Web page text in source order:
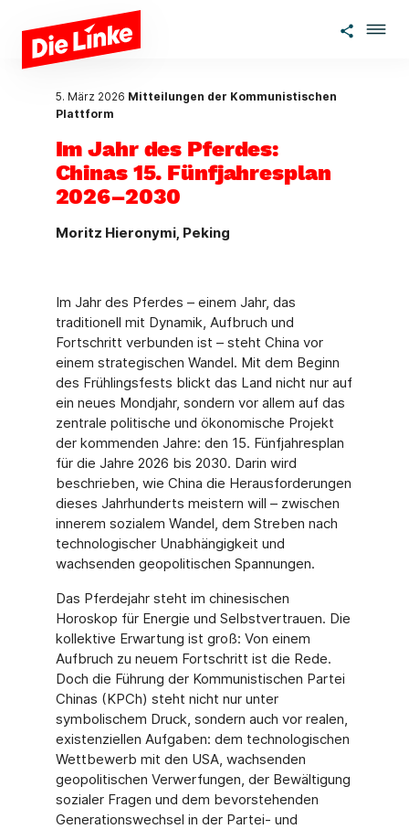
Zum Hauptinhalt springen
5. März 2026 Mitteilungen der Kommunistischen
Plattform
Im Jahr des Pferdes:
Chinas 15. Fünfjahresplan
2026–2030
Moritz Hieronymi, Peking
Im Jahr des Pferdes – einem Jahr, das
traditionell mit Dynamik, Aufbruch und
Fortschritt verbunden ist – steht China vor
einem strategischen Wandel. Mit dem Beginn
des Frühlingsfests blickt das Land nicht nur auf
ein neues Mondjahr, sondern vor allem auf das
zentrale politische und ökonomische Projekt
der kommenden Jahre: den 15. Fünfjahresplan
für die Jahre 2026 bis 2030. Darin wird
beschrieben, wie China die Herausforderungen
dieses Jahrhunderts meistern will – zwischen
innerem sozialem Wandel, dem Streben nach
technologischer Unabhängigkeit und
wachsenden geopolitischen Spannungen.
Das Pferdejahr steht im chinesischen
Horoskop für Energie und Selbstvertrauen. Die
kollektive Erwartung ist groß: Von einem
Aufbruch zu neuem Fortschritt ist die Rede.
Doch die Führung der Kommunistischen Partei
Chinas (KPCh) steht nicht nur unter
symbolischem Druck, sondern auch vor realen,
existenziellen Aufgaben: dem technologischen
Wettbewerb mit den USA, wachsenden
geopolitischen Verwerfungen, der Bewältigung
sozialer Fragen und dem bevorstehenden
Generationswechsel in der Partei- und